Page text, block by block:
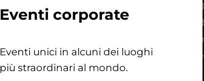
Eventi corporate
Eventi unici in alcuni dei luoghi
più straordinari al mondo.